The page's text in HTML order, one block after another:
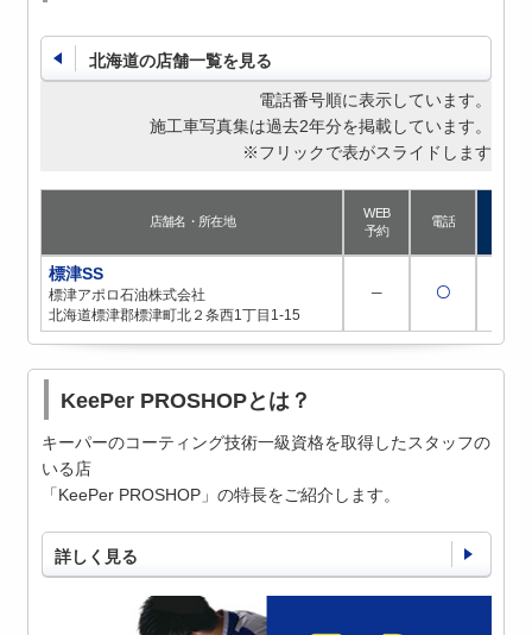
北海道の店舗一覧を見る
電話番号順に表示しています。
施工車写真集は過去2年分を掲載しています。
※フリックで表がスライドします
店舗名・所在地
WEB
予約
電話
標津SS
標津アポロ石油株式会社
北海道標津郡標津町北２条西1丁目1-15
─ 〇
KeePer PROSHOPとは？
キーパーのコーティング技術一級資格を取得したスタッフの
いる店
「KeePer PROSHOP」の特長をご紹介します。
詳しく見る